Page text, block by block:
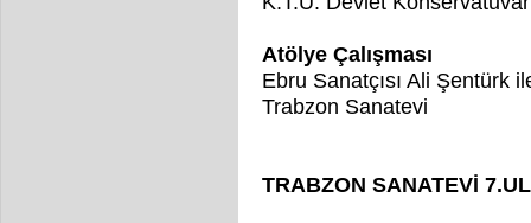
Atölye Çalışması
Ebru Sanatçısı Ali Şentürk
Trabzon Sanatevi
TRABZON SANATEVİ